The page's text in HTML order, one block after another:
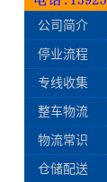
公司简介
停业流程
专线收集
整车物流
物流常识
仓储配送